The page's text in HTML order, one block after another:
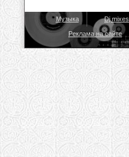
Музыка Dj mixes
Реклама на сайте